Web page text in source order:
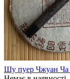
Шу пуер Чжуан Ча